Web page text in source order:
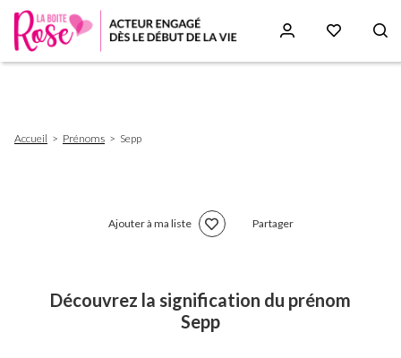
d'Ariane
Accueil Prénoms Sepp
Ajouter à ma liste Partager
Découvrez la signification du prénom
Sepp